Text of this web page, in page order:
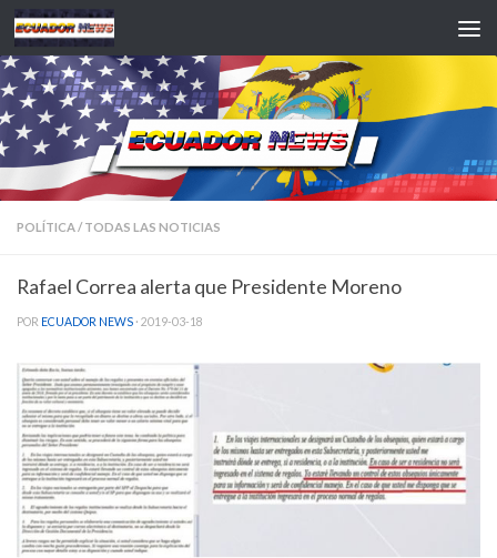
Saltar al contenido
POLÍTICA/ TODAS LAS NOTICIAS
Rafael Correa alerta que Presidente Moreno
POR ECUADOR NEWS · 2019-03-18